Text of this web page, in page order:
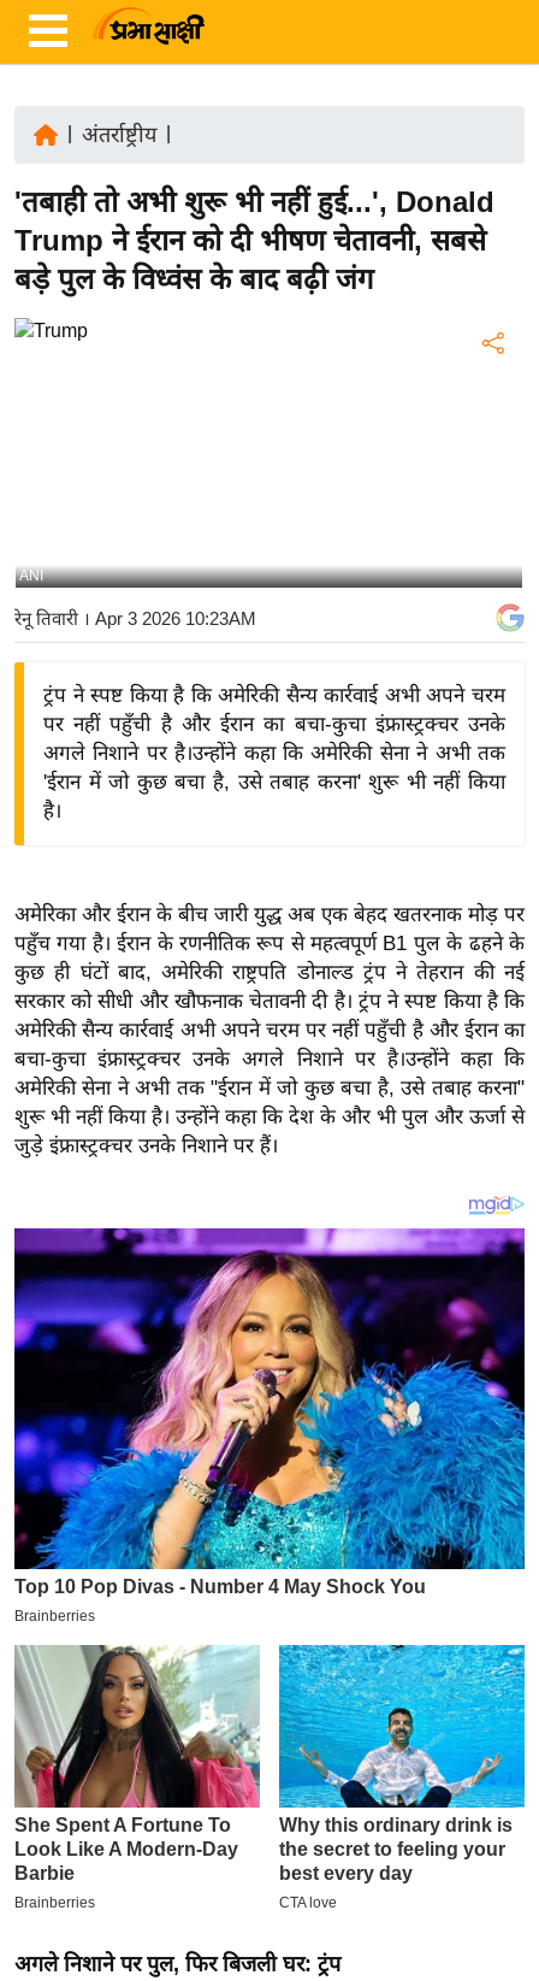
ज़ा
ख
र
रा
य
बि
ज़
द्यो
वि
शे
ष
ज्ञ
रा
य
ब
ज
खे
ल
क्रि
के
ट
P
L
2
2
6
क्रा
इ
म
ई
-
पे
प
र
मि
सा
अंतर्राष्ट्रीय|
'तबाही तो अभी शुरू भी नहीं हुई...', Donald
Trump ने ईरान को दी भीषण चेतावनी, सबसे
बड़े पुल के विध्वंस के बाद बढ़ी जंग
ANI
रेनू तिवारी । Apr 3 2026 10:23AM
ट्रंप ने स्पष्ट किया है कि अमेरिकी सैन्य कार्रवाई अभी अपने चरम
पर नहीं पहुँची है और ईरान का बचा-कुचा इंफ्रास्ट्रक्चर उनके
अगले निशाने पर है।उन्होंने कहा कि अमेरिकी सेना ने अभी तक
'ईरान में जो कुछ बचा है, उसे तबाह करना' शुरू भी नहीं किया
है।
अमेरिका और ईरान के बीच जारी युद्ध अब एक बेहद खतरनाक मोड़ पर
पहुँच गया है। ईरान के रणनीतिक रूप से महत्वपूर्ण B1 पुल के ढहने के
कुछ ही घंटों बाद, अमेरिकी राष्ट्रपति डोनाल्ड ट्रंप ने तेहरान की नई
सरकार को सीधी और खौफनाक चेतावनी दी है। ट्रंप ने स्पष्ट किया है कि
अमेरिकी सैन्य कार्रवाई अभी अपने चरम पर नहीं पहुँची है और ईरान का
बचा-कुचा इंफ्रास्ट्रक्चर उनके अगले निशाने पर है।उन्होंने कहा कि
अमेरिकी सेना ने अभी तक "ईरान में जो कुछ बचा है, उसे तबाह करना"
शुरू भी नहीं किया है। उन्होंने कहा कि देश के और भी पुल और ऊर्जा से
जुड़े इंफ्रास्ट्रक्चर उनके निशाने पर हैं।
अगले निशाने पर पुल, फिर बिजली घर: ट्रंप